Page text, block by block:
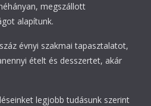
megszállott
alapítunk.
évnyi szakmai tapasztalatot,
ételt és desszertet, akár
legjobb tudásunk szerint